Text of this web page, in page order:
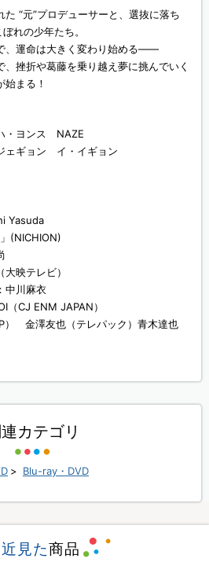
“元”プロデューサーと、選抜に落ち
れの少年たち。
、運命は大きく変わり始める——
挫折や葛藤を乗り越え夢に挑んでいく
まる！
・ヨンス NAZE
ギョン イ・イギョン
Yasuda
(NICHION)
映テレビ）
中川麻衣
（CJ ENM JAPAN）
金澤友也（テレパック）青木達也
カテゴリ
> Blu-ray・DVD
見た商品